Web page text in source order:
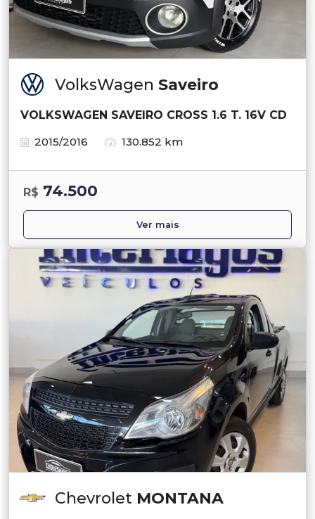
VolksWagen Saveiro
VOLKSWAGEN SAVEIRO CROSS 1.6 T. 16V CD
2015/2016
130.852 km
R$ 74.500
Ver mais
Chevrolet MONTANA